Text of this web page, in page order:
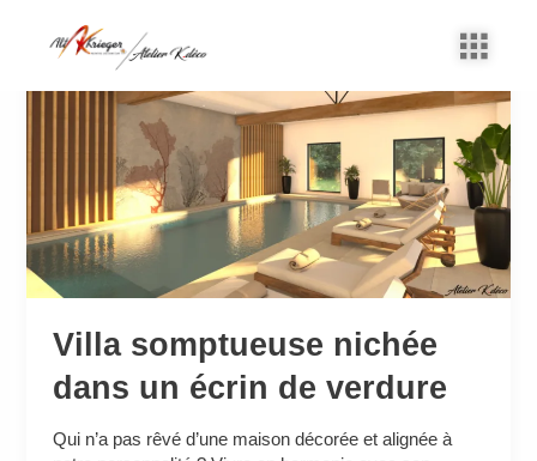
contenu
Villa somptueuse nichée
dans un écrin de verdure
Qui n’a pas rêvé d’une maison décorée et alignée à
Villa
somptueuse
nichée
verdure